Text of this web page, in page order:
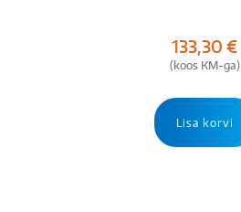
133,30 €
(koos KM-ga)
Lisa korvi